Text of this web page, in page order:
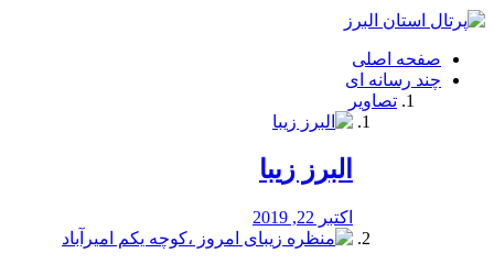
فصد
شرق
تهران
خشکشویی
صفحه اصلی
چند رسانه ای
تصاویر
البرز زیبا
اکتبر 22, 2019